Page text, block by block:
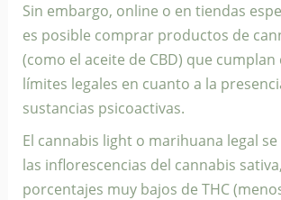
Sin embargo, online o en tiendas
es posible comprar productos de
(como el aceite de CBD) que cumplan
límites legales en cuanto a la
sustancias psicoactivas.
El cannabis light o marihuana legal
las inflorescencias del cannabis
porcentajes muy bajos de THC